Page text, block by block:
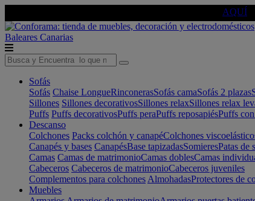
AQUÍ
Baleares Canarias
Sofás
Sofás Chaise LongueRinconerasSofás camaSofás 2 plazas
Sillones Sillones decorativosSillones relaxSillones relax
Puffs Puffs decorativosPuffs peraPuffs reposapiésPuffs
Descanso
Colchones Packs colchón y canapéColchones
Canapés y bases CanapésBase tapizadasSomieresPatas de
Camas Camas de matrimonioCamas doblesCamas
Cabeceros Cabeceros de matrimonioCabeceros juveniles
Complementos para colchones AlmohadasProtectores de
Muebles